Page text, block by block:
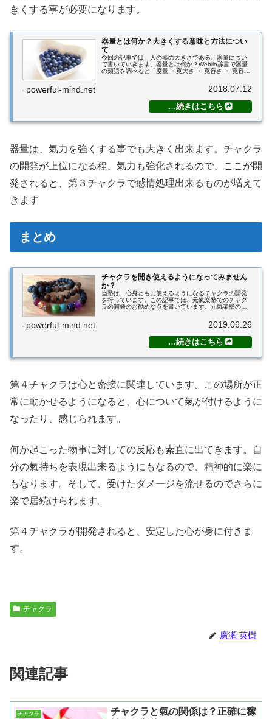
きくする事が必要になります。
器量とは何か？大きくする意味と方法につい
て
今回の記事では、人の器の大きさである、器量につい
て書いていきます。器量とは何か？Weblio辞書で器量
の類語を調べると「度量 ・寛大さ ・ 寛容さ ・ 寛容性
powerful-mind.net 2018.07.12
器量は、氣力を強くする事でも大きく出来ます。チャクラ
の開発が上位になる程、氣力も強化されるので、ここが開
発されると、第３チャクラで感情処理出来るものが増えて
きます
まとめ
チャクラを開き使えるようになってみません
か？
当塾は、心身ともに使えるようになるチャクラの開発
を行っています。この記事では、元氣楽塾でのチャク
ラの開発のお勧めな点を書いています。元氣楽塾のチ
チャクラには、それぞれの効果があります。同時
powerful-mind.net 2019.06.26
第４チャクラは心と密接に関連しています。この場所が正
常に動かせるようになると、心について氣が付けるように
なったり、感じられます。
何か起こった物事に対しての反応も素直に出てきます。自
分の氣持ちを表現出来るようにもなるので、精神的に楽に
もなります。そして、受けたダメージを流せるのでさらに
楽で居続けられます。
第４チャクラが開発されると、安定した心が身に付きま
す。
チャクラ
廣瀬 英樹
関連記事
チャクラ
チャクラと氣の関係は？正確に稼